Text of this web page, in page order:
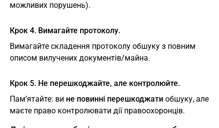
можливих порушень).
Крок 4. Вимагайте протоколу.
Вимагайте складення протоколу обшуку з повним
описом вилучених документів/майна.
Крок 5. Не перешкоджайте, але контролюйте.
Пам’ятайте: ви не повинні перешкоджати обшуку, але
маєте право контролювати дії правоохоронців.